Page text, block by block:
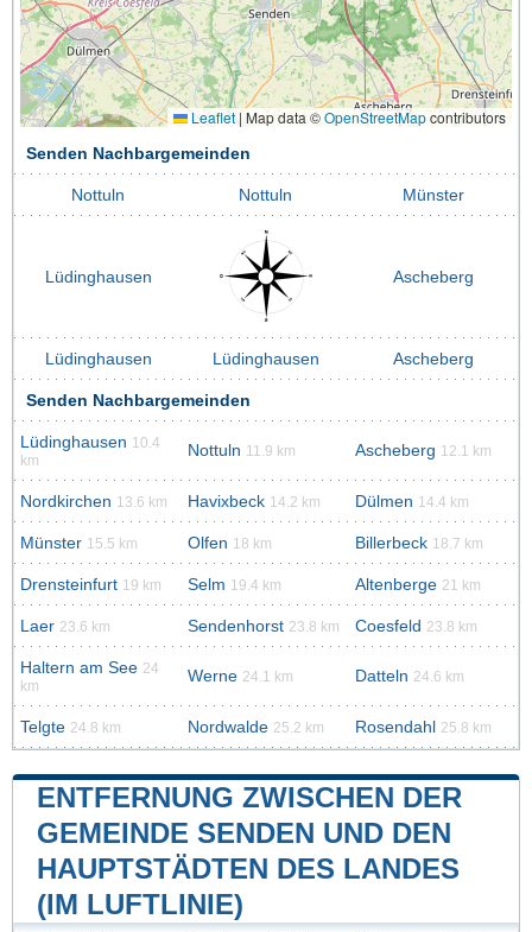
Leaflet| Map data ©OpenStreetMapcontributors
Senden Nachbargemeinden
Nottuln Nottuln Münster
Lüdinghausen Ascheberg
Lüdinghausen Lüdinghausen Ascheberg
Senden Nachbargemeinden
Lüdinghausen 10.4
km
Nottuln 11.9 km Ascheberg 12.1 km
Nordkirchen 13.6 km Havixbeck 14.2 km Dülmen 14.4 km
Münster 15.5 km Olfen 18 km Billerbeck 18.7 km
Drensteinfurt 19 km Selm 19.4 km Altenberge 21 km
Laer 23.6 km Sendenhorst 23.8 km Coesfeld 23.8 km
Haltern am See 24
km
Werne 24.1 km Datteln 24.6 km
Telgte 24.8 km Nordwalde 25.2 km Rosendahl 25.8 km
ENTFERNUNG ZWISCHEN DER
GEMEINDE SENDEN UND DEN
HAUPTSTÄDTEN DES LANDES
(IM LUFTLINIE)